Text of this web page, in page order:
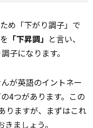
め「下がり調子」で
「下昇調」 と言い、
子になります。
が英語のイントネー
4つがあります。この
りますが、まずはこれ
ましょう。